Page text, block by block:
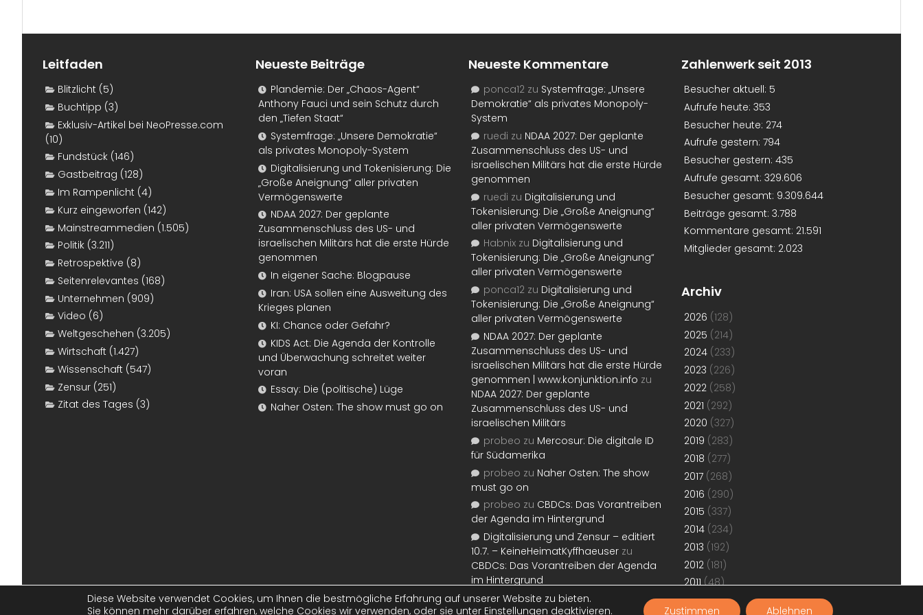
Leitfaden
Blitzlicht (5)
Buchtipp (3)
Exklusiv-Artikel bei NeoPresse.com
(10)
Fundstück (146)
Gastbeitrag (128)
Im Rampenlicht (4)
Kurz eingeworfen (142)
Mainstreammedien (1.505)
Politik (3.211)
Retrospektive (8)
Seitenrelevantes (168)
Unternehmen (909)
Video (6)
Weltgeschehen (3.205)
Wirtschaft (1.427)
Wissenschaft (547)
Zensur (251)
Zitat des Tages (3)
Neueste Beiträge
Plandemie: Der „Chaos-Agent“
Anthony Fauci und sein Schutz durch
den „Tiefen Staat“
Systemfrage: „Unsere Demokratie“
als privates Monopoly-System
Digitalisierung und Tokenisierung: Die
„Große Aneignung“ aller privaten
Vermögenswerte
NDAA 2027: Der geplante
Zusammenschluss des US- und
israelischen Militärs hat die erste Hürde
genommen
In eigener Sache: Blogpause
Iran: USA sollen eine Ausweitung des
Krieges planen
KI: Chance oder Gefahr?
KIDS Act: Die Agenda der Kontrolle
und Überwachung schreitet weiter
voran
Essay: Die (politische) Lüge
Naher Osten: The show must go on
Neueste Kommentare
ponca12 zu Systemfrage: „Unsere
Demokratie“ als privates Monopoly-
System
ruedi zu NDAA 2027: Der geplante
Zusammenschluss des US- und
israelischen Militärs hat die erste Hürde
genommen
ruedi zu Digitalisierung und
Tokenisierung: Die „Große Aneignung“
aller privaten Vermögenswerte
Habnix zu Digitalisierung und
Tokenisierung: Die „Große Aneignung“
aller privaten Vermögenswerte
ponca12 zu Digitalisierung und
Tokenisierung: Die „Große Aneignung“
aller privaten Vermögenswerte
NDAA 2027: Der geplante
Zusammenschluss des US- und
israelischen Militärs hat die erste Hürde
genommen | www.konjunktion.info zu
NDAA 2027: Der geplante
Zusammenschluss des US- und
israelischen Militärs
probeo zu Mercosur: Die digitale ID
für Südamerika
probeo zu Naher Osten: The show
must go on
probeo zu CBDCs: Das Vorantreiben
der Agenda im Hintergrund
Digitalisierung und Zensur – editiert
10.7. – KeineHeimatKyffhaeuser zu
CBDCs: Das Vorantreiben der Agenda
im Hintergrund
Zahlenwerk seit 2013
Besucher aktuell: 5
Aufrufe heute: 353
Besucher heute: 274
Aufrufe gestern: 794
Besucher gestern: 435
Aufrufe gesamt: 329.606
Besucher gesamt: 9.309.644
Beiträge gesamt: 3.788
Kommentare gesamt: 21.591
Mitglieder gesamt: 2.023
Archiv
2026 (128)
2025 (214)
2024 (233)
2023 (226)
2022 (258)
2021 (292)
2020 (327)
2019 (283)
2018 (277)
2017 (268)
2016 (290)
2015 (337)
2014 (234)
2013 (192)
2012 (181)
2011(48)
Diese Website verwendet Cookies, um Ihnen die bestmögliche Erfahrung auf unserer Website zu bieten.
Sie können mehr darüber erfahren, welche Cookies wir verwenden, oder sie unter Einstellungen deaktivieren. Zustimmen Ablehnen